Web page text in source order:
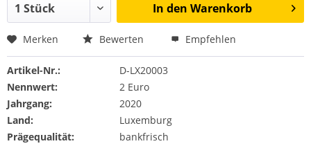
In den Warenkorb
Merken Bewerten Empfehlen
Artikel-Nr.:
D-LX20003
Nennwert:
2 Euro
Jahrgang:
2020
Land:
Luxemburg
Prägequalität:
bankfrisch